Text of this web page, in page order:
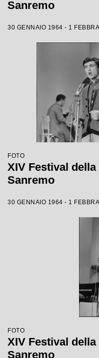
Sanremo
30 GENNAIO 1964 - 1
FOTO
XIV Festival
Sanremo
30 GENNAIO 1964 - 1
FOTO
XIV Festival
Sanremo